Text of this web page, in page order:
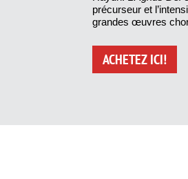
précurseur et
grandes œuvres
ACHETEZ ICI!